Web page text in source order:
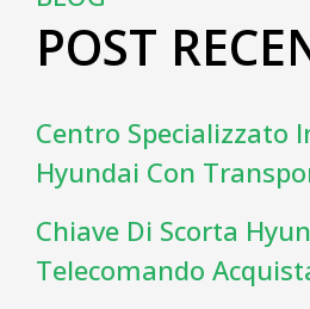
POST
Centro Specializzato
Hyundai Con
Chiave Di Scorta
Telecomando